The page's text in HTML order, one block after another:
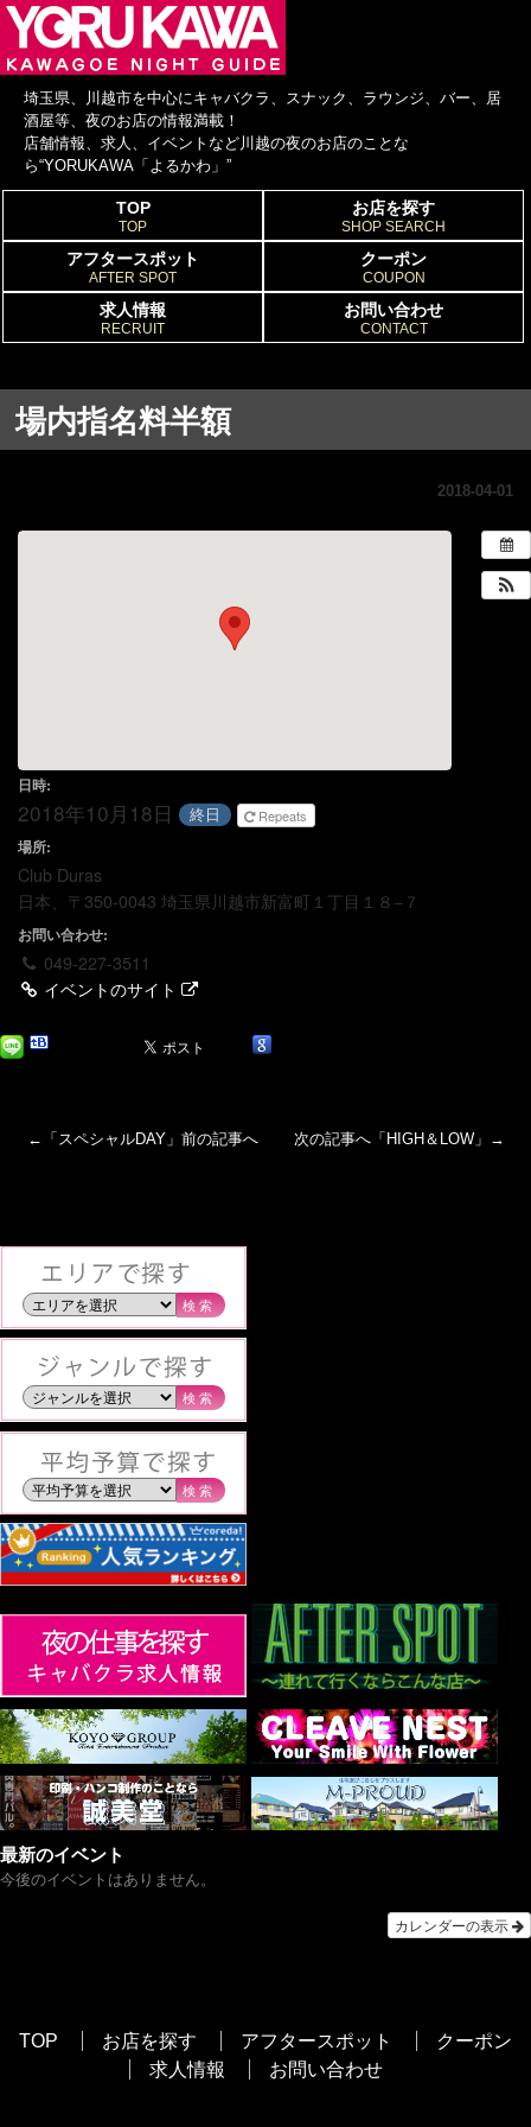
埼玉県、川越市を中心にキャバクラ、スナック、ラウンジ、バー、居
酒屋等、夜のお店の情報満載！
店舗情報、求人、イベントなど川越の夜のお店のことな
ら“YORUKAWA「よるかわ」”
TOP
TOP
お店を探す
SHOP SEARCH
アフタースポット
AFTER SPOT
クーポン
COUPON
求人情報
RECRUIT
お問い合わせ
CONTACT
場内指名料半額
2018-04-01
日時:
2018年10月18日 終日 Repeats
場所:
Club Duras
日本、〒350-0043 埼玉県川越市新富町１丁目１８−７
お問い合わせ:
049-227-3511
イベントのサイト
←「 スペシャルDAY」前の記事へ 次の記事へ「 HIGH＆LOW」→
検索
検索
検索
最新のイベント
今後のイベントはありません。
カレンダーの表示
TOP お店を探す アフタースポット
クーポン
求人情報
お問い合わせ